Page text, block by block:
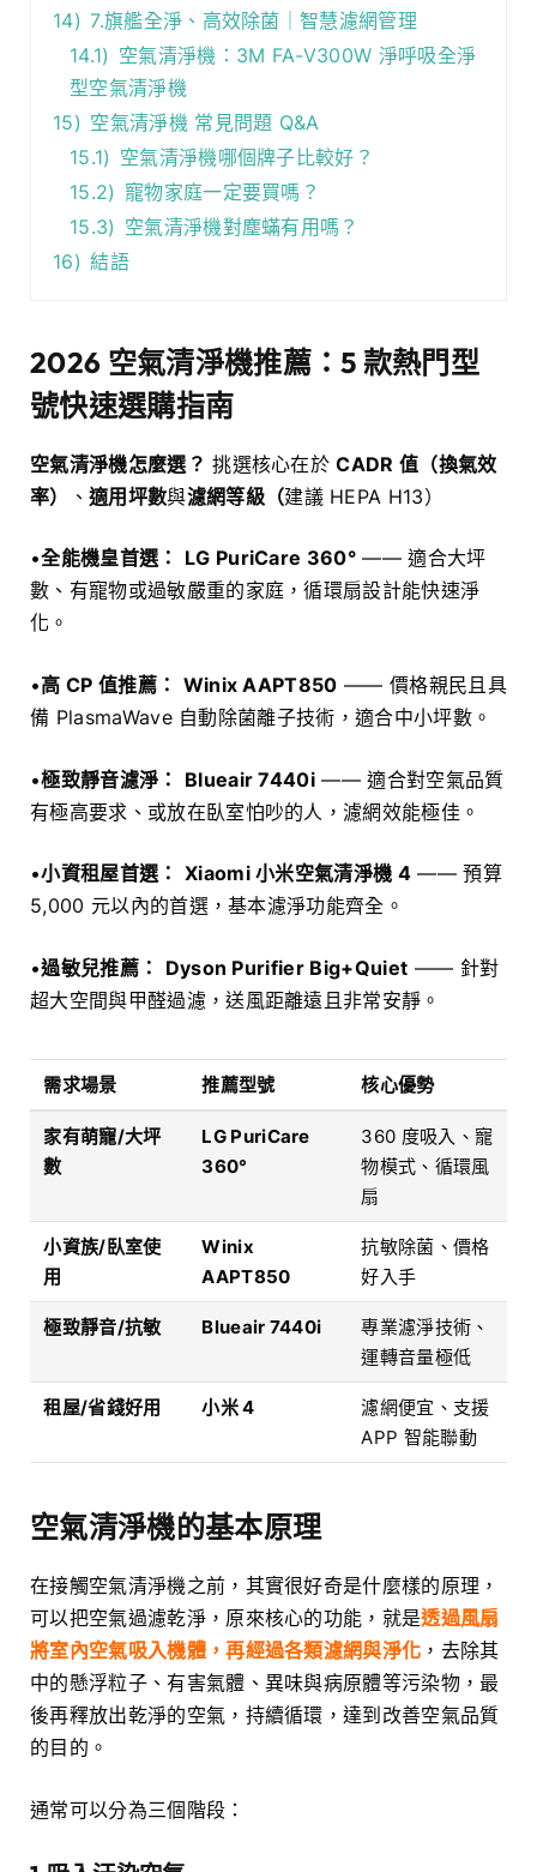
14) 7.旗艦全淨、高效除菌｜智慧濾網管理
14.1) 空氣清淨機：3M FA-V300W 淨呼吸全淨
型空氣清淨機
15) 空氣清淨機 常見問題 Q&A
15.1) 空氣清淨機哪個牌子比較好？
15.2) 寵物家庭一定要買嗎？
15.3) 空氣清淨機對塵蟎有用嗎？
16) 結語
2026 空氣清淨機推薦：5 款熱門型
號快速選購指南
空氣清淨機怎麼選？ 挑選核心在於CADR 值（換氣效
率）
、 適用坪數與濾網等級（建議 HEPA H13）
•全能機皇首選： LG PuriCare 360° —— 適合大坪
數、有寵物或過敏嚴重的家庭，循環扇設計能快速淨
化。
•高 CP 值推薦： Winix AAPT850 —— 價格親民且具
備 PlasmaWave 自動除菌離子技術，適合中小坪數。
•極致靜音濾淨： Blueair 7440i —— 適合對空氣品質
有極高要求、或放在臥室怕吵的人，濾網效能極佳。
•小資租屋首選： Xiaomi 小米空氣清淨機 4 —— 預算
5,000 元以內的首選，基本濾淨功能齊全。
•過敏兒推薦： Dyson Purifier Big+Quiet —— 針對
超大空間與甲醛過濾，送風距離遠且非常安靜。
需求場景 推薦型號 核心優勢
家有萌寵/大坪
數
LG PuriCare
360°
360 度吸入、寵
物模式、循環風
扇
小資族/臥室使
用
Winix
AAPT850
抗敏除菌、價格
好入手
極致靜音/抗敏 Blueair 7440i
專業濾淨技術、
運轉音量極低
租屋/省錢好用 小米 4
濾網便宜、支援
APP 智能聯動
空氣清淨機的基本原理
在接觸空氣清淨機之前，其實很好奇是什麼樣的原理，
可以把空氣過濾乾淨，原來核心的功能，就是透過風扇
將室內空氣吸入機體，再經過各類濾網與淨化 ，去除其
中的懸浮粒子、有害氣體、異味與病原體等污染物，最
後再釋放出乾淨的空氣，持續循環，達到改善空氣品質
的目的。
通常可以分為三個階段：